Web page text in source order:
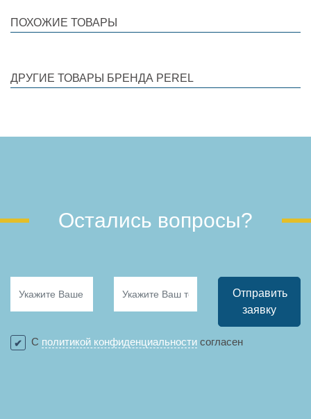
ПОХОЖИЕ ТОВАРЫ
ДРУГИЕ ТОВАРЫ БРЕНДА PEREL
Остались вопросы?
Отправить
заявку
С политикой конфиденциальности согласен